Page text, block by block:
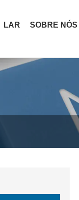
LAR SOBRE NÓS